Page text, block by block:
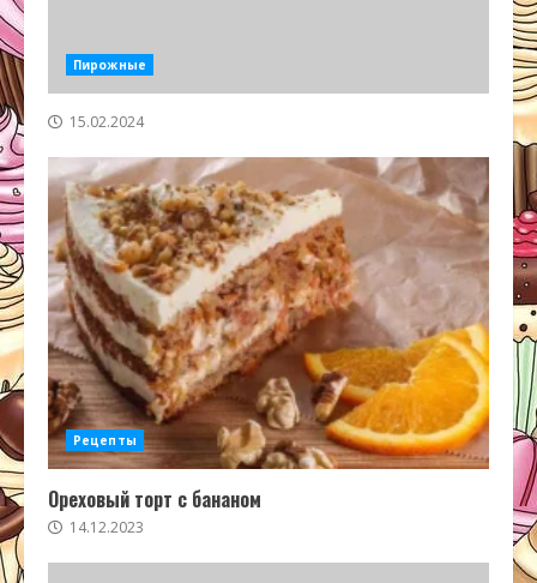
Пирожные
15.02.2024
Рецепты
Ореховый торт с бананом
14.12.2023